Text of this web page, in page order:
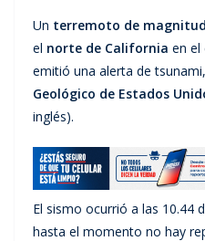
Un terremoto de
el norte de California en el
emitió una alerta de
Geológico de Estados
inglés).
El sismo ocurrió a las 10.44
hasta el momento no hay